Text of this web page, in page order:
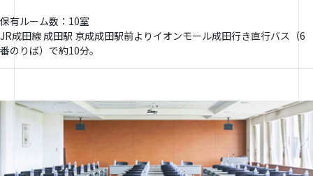
保有ルーム数：10室
JR成田線 成田駅 京成成田駅前よりイオンモール成田行き直行バス（6
番のりば）で約10分。